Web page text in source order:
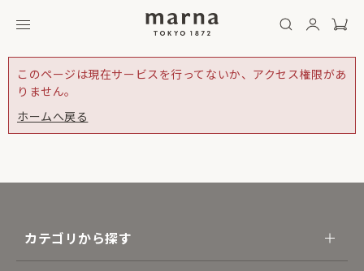
このページは現在サービスを行ってないか、アクセス権限があ
りません。
ホームへ戻る
カテゴリから探す